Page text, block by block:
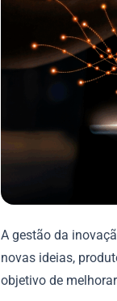
A gestão da
novas ideias,
objetivo de